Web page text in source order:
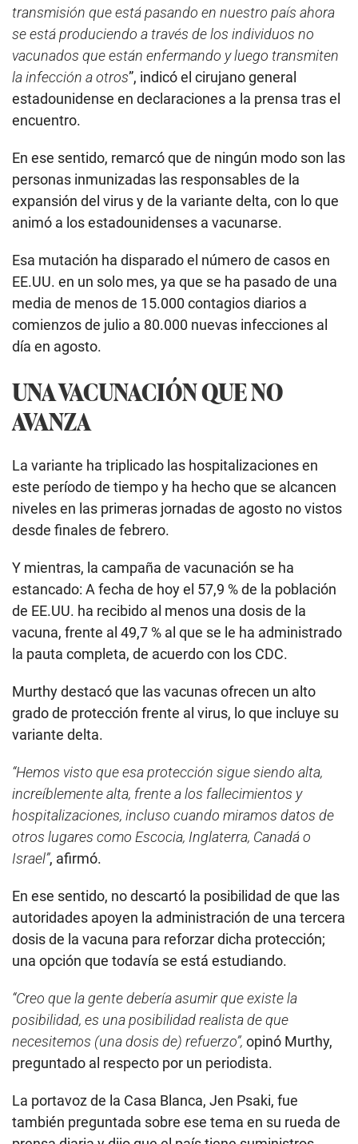
transmisión que está pasando en nuestro país ahora
se está produciendo a través de los individuos no
vacunados que están enfermando y luego transmiten
la infección a otros”, indicó el cirujano general
estadounidense en declaraciones a la prensa tras el
encuentro.
En ese sentido, remarcó que de ningún modo son las
personas inmunizadas las responsables de la
expansión del virus y de la variante delta, con lo que
animó a los estadounidenses a vacunarse.
Esa mutación ha disparado el número de casos en
EE.UU. en un solo mes, ya que se ha pasado de una
media de menos de 15.000 contagios diarios a
comienzos de julio a 80.000 nuevas infecciones al
día en agosto.
UNA VACUNACIÓN QUE NO
AVANZA
La variante ha triplicado las hospitalizaciones en
este período de tiempo y ha hecho que se alcancen
niveles en las primeras jornadas de agosto no vistos
desde finales de febrero.
Y mientras, la campaña de vacunación se ha
estancado: A fecha de hoy el 57,9 % de la población
de EE.UU. ha recibido al menos una dosis de la
vacuna, frente al 49,7 % al que se le ha administrado
la pauta completa, de acuerdo con los CDC.
Murthy destacó que las vacunas ofrecen un alto
grado de protección frente al virus, lo que incluye su
variante delta.
“Hemos visto que esa protección sigue siendo alta,
increíblemente alta, frente a los fallecimientos y
hospitalizaciones, incluso cuando miramos datos de
otros lugares como Escocia, Inglaterra, Canadá o
Israel”, afirmó.
En ese sentido, no descartó la posibilidad de que las
autoridades apoyen la administración de una tercera
dosis de la vacuna para reforzar dicha protección;
una opción que todavía se está estudiando.
“Creo que la gente debería asumir que existe la
posibilidad, es una posibilidad realista de que
necesitemos (una dosis de) refuerzo”, opinó Murthy,
preguntado al respecto por un periodista.
La portavoz de la Casa Blanca, Jen Psaki, fue
también preguntada sobre ese tema en su rueda de